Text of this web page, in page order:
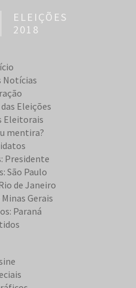
ELEIÇÕES
2018
Notícias
Eleições
Eleitorais
mentira?
Presidente
São Paulo
de Janeiro
Gerais
Paraná